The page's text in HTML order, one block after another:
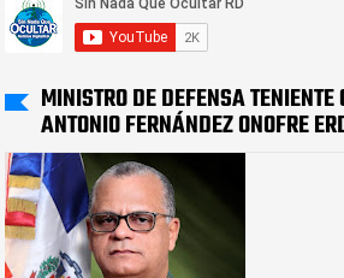
MINISTRO DE DEFENSA TENIENTE
ANTONIO FERNÁNDEZ ONOFRE